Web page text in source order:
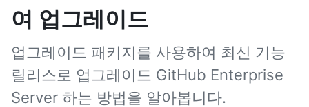
여 업그레이드
업그레이드 패키지를 사용하여 최신 기능
릴리스로 업그레이드 GitHub Enterprise
Server 하는 방법을 알아봅니다.